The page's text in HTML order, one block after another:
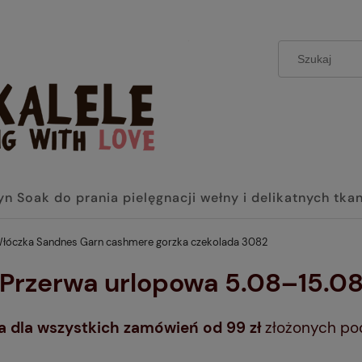
Soak do prania pielęgnacji wełny i delikatnych
Sandnes Garn cashmere gorzka czekolada 3082
urlopowa
dla wszystkich zamówień od 99 złzłożonych